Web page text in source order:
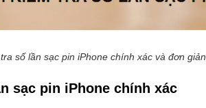
số lần sạc pin iPhone chính xác và đơn giản
sạc pin iPhone chính xác